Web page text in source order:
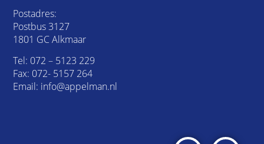
Postadres:
Postbus 3127
1801 GC Alkmaar
Tel: 072 – 5123 229
Fax: 072- 5157 264
Email: info@appelman.nl